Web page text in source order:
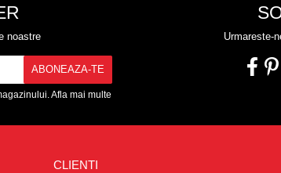
noastre
Afla mai multe
Urmareste-
CLIENTI